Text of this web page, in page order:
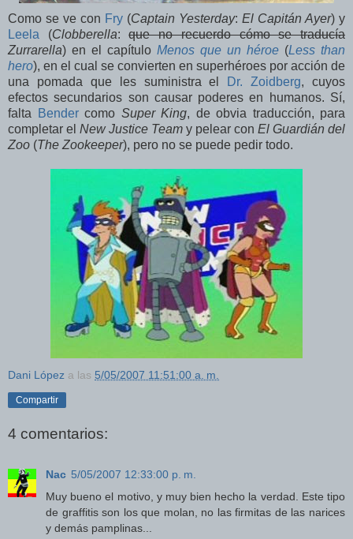
Como se ve con Fry (Captain Yesterday: El Capitán Ayer) y
Leela (Clobberella:que no recuerdo cómo se traducía
Zurrarella) en el capítulo Menos que un héroe (Less than
hero), en el cual se convierten en superhéroes por acción de
una pomada que les suministra el
Dr. Zoidberg, cuyos
efectos secundarios son causar poderes en humanos. Sí,
falta
Bendercomo Super King, de obvia traducción, para
completar el New Justice Team y pelear con El Guardián del
Zoo (The Zookeeper), pero no se puede pedir todo.
Dani López a las 5/05/2007 11:51:00 a. m.
Compartir
4 comentarios:
Nac 5/05/2007 12:33:00 p. m.
Muy bueno el motivo, y muy bien hecho la verdad. Este tipo
de graffitis son los que molan, no las firmitas de las narices
y demás pamplinas...